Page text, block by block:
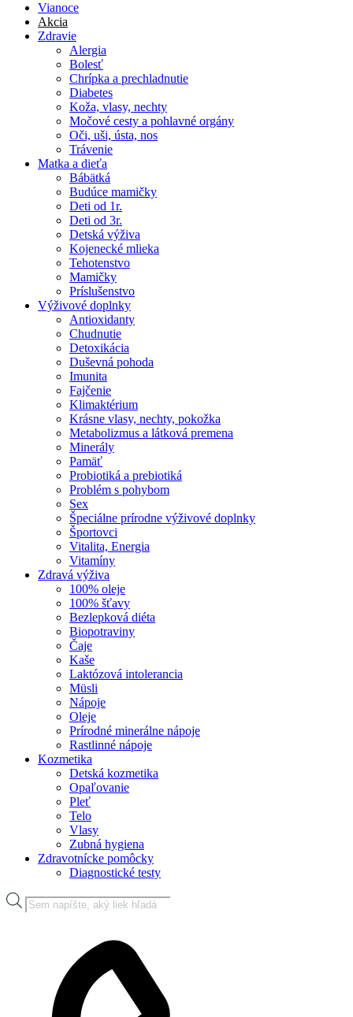
Vianoce
Akcia
Zdravie
Alergia
Bolesť
Chrípka a prechladnutie
Diabetes
Koža, vlasy, nechty
Močové cesty a pohlavné orgány
Oči, uši, ústa, nos
Trávenie
Matka a dieťa
Bábätká
Budúce mamičky
Deti od 1r.
Deti od 3r.
Detská výživa
Kojenecké mlieka
Tehotenstvo
Mamičky
Príslušenstvo
Výživové doplnky
Antioxidanty
Chudnutie
Detoxikácia
Duševná pohoda
Imunita
Fajčenie
Klimaktérium
Krásne vlasy, nechty, pokožka
Metabolizmus a látková premena
Minerály
Pamäť
Probiotiká a prebiotiká
Problém s pohybom
Sex
Špeciálne prírodne výživové doplnky
Športovci
Vitalita, Energia
Vitamíny
Zdravá výživa
100% oleje
100% šťavy
Bezlepková diéta
Biopotraviny
Čaje
Kaše
Laktózová intolerancia
Müsli
Nápoje
Oleje
Prírodné minerálne nápoje
Rastlinné nápoje
Kozmetika
Detská kozmetika
Opaľovanie
Pleť
Telo
Vlasy
Zubná hygiena
Zdravotnícke pomôcky
Diagnostické testy
Products
search